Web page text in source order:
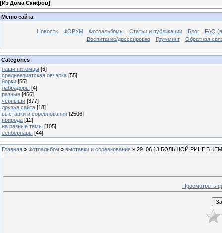
[Из Дома Скифов]
Меню сайта
Новости ФОРУМ Фотоальбомы Статьи и публикации Блог
FAQ
Воспитание/дрессировка
Грумминг Обратная
Categories
наши питомцы [6]
среднеазиатская овчарка [55]
йорки [55]
лабрадоры [4]
разные [466]
черныши [377]
друзья сайта [18]
выставки и соревнования [2506]
природа [12]
на разные темы [105]
сенбернары [44]
Главная » Фотоальбом » выставки и соревнования » 29 .06.13.БОЛЬШОЙ РИНГ В
Просмотреть